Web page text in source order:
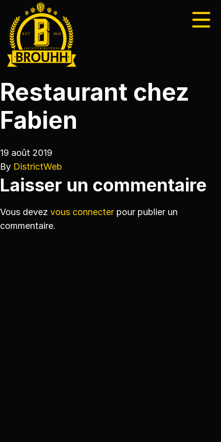
Restaurant chez
Fabien
19 août 2019
By DistrictWeb
Laisser un commentaire
Vous devez vous connecter pour publier un
commentaire.